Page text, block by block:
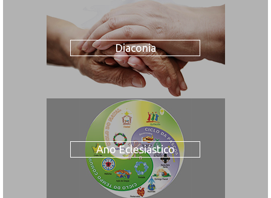
Diaconia
Ano Eclesiástico